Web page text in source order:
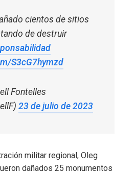
cientos de sitios
de destruir
S3cG7hymzd
Fontelles
23 de julio de 2023
militar regional, Oleg
dañados 25 monumentos